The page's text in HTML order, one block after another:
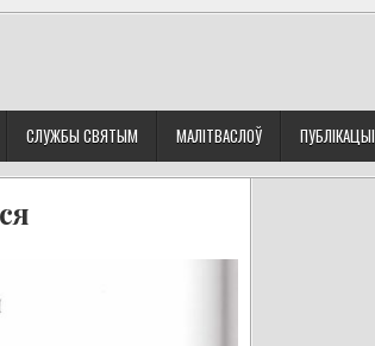
СЛУЖБЫ СВЯТЫМ МАЛІТВАСЛОЎ ПУБЛІКАЦЫІ